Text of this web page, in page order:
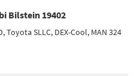
Bilstein 19402
Toyota SLLC, DEX-Cool, MAN 324